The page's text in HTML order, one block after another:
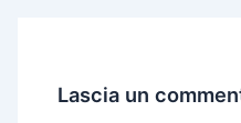
Lascia un